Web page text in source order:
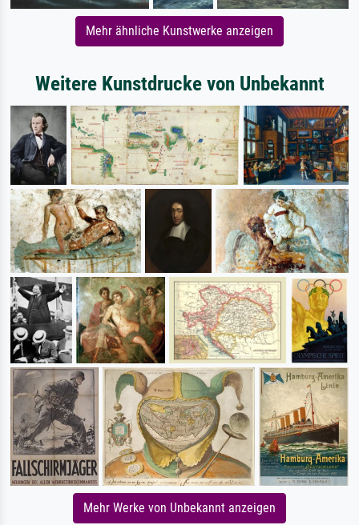
Mehr ähnliche Kunstwerke anzeigen
Weitere Kunstdrucke von Unbekannt
Mehr Werke von Unbekannt anzeigen